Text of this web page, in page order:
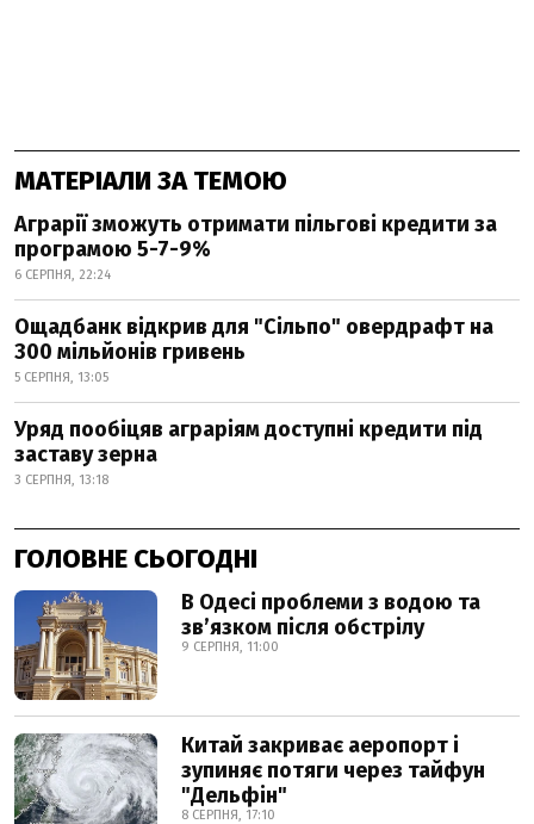
МАТЕРІАЛИ ЗА ТЕМОЮ
Аграрії зможуть отримати пільгові кредити за
програмою 5-7-9%
6 СЕРПНЯ, 22:24
Ощадбанк відкрив для "Сільпо" овердрафт на
300 мільйонів гривень
5 СЕРПНЯ, 13:05
Уряд пообіцяв аграріям доступні кредити під
заставу зерна
3 СЕРПНЯ, 13:18
ГОЛОВНЕ СЬОГОДНІ
В Одесі проблеми з водою та
звʼязком після обстрілу
9 СЕРПНЯ, 11:00
Китай закриває аеропорт і
зупиняє потяги через тайфун
"Дельфін"
8 СЕРПНЯ, 17:10